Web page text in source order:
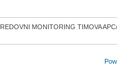
REDOVNI MONITORING TIMOVA